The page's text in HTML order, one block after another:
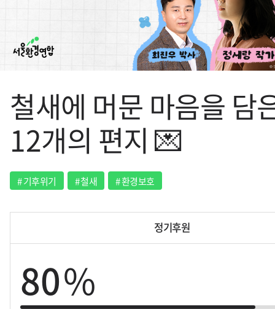
철새에 머문 마음을 담
12개의 편지 💌
#기후위기 #철새 #환경보호
정기후원
80%